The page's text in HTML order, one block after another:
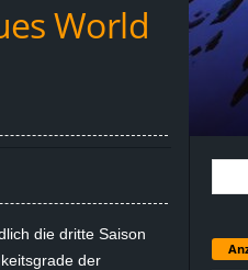
World
die dritte Saison
der